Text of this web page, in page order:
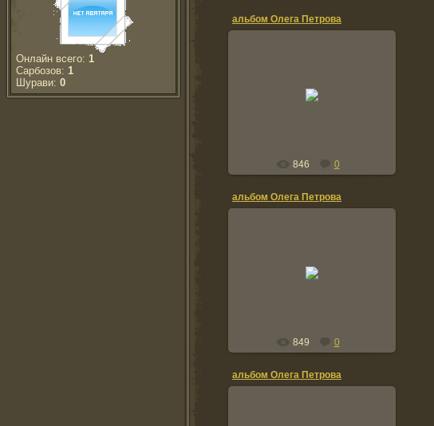
Онлайн всего: 1
Сарбозов: 1
Шурави: 0
альбом Олега Петрова
846 0
альбом Олега Петрова
849 0
альбом Олега Петрова